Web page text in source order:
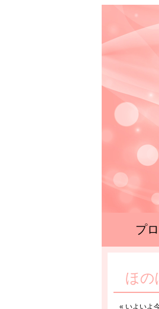
プ
ほの
« いよいよ